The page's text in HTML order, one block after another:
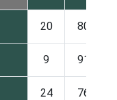
20 80
9 91
24 76